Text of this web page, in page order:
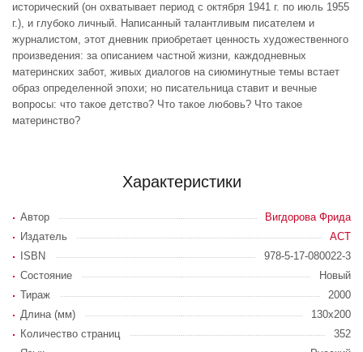
исторический (он охватывает период с октября 1941 г. по июль 1955
г.), и глубоко личный. Написанный талантливым писателем и
журналистом, этот дневник приобретает ценность художественного
произведения: за описанием частной жизни, каждодневных
материнских забот, живых диалогов на сиюминутные темы встает
образ определенной эпохи; но писательница ставит и вечные
вопросы: что такое детство? Что такое любовь? Что такое
материнство?
Характеристики
Автор
Вигдорова Фрида
Издатель
АСТ
ISBN
978-5-17-080022-3
Состояние
Новый
Тираж
2000
Длина (мм)
130x200
Количество страниц
352